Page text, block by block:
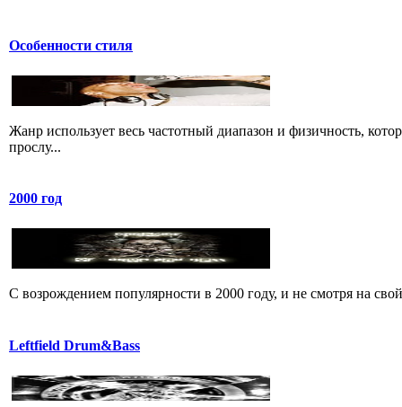
Особенности стиля
Жанр использует весь частотный диапазон и физичность,
прослу...
2000 год
C возрождением популярности в 2000 году, и не смотря на
Leftfield Drum&Bass